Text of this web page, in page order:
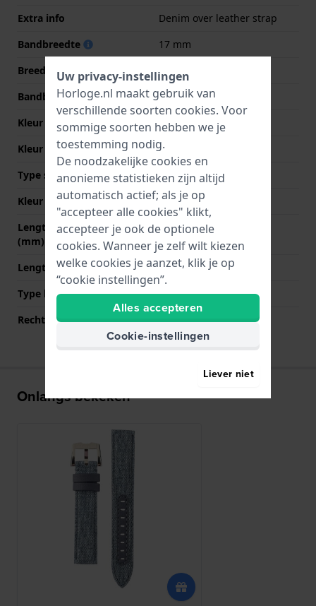
Extra info
Denim over leather strap
Bandbreedte
17 mm
Breedte bandaanzet
17 mm
Bandbreedte bij sluiting
16 mm
Kleur Band
Blauw
Kleur stiksel
Blauw
Type sluiting
Gesp
Kleur sluiting
Zilver
Lengte band op 12 uur
(mm)
75 mm
Lengte band op 6 uur (mm) 120 mm
Type bevestiging
Bandpennen
Rechte bandaanzet
Ja
Onlangs bekeken
Uw privacy-instellingen
Horloge.nl maakt gebruik van
verschillende soorten cookies. Voor
sommige soorten hebben we je
toestemming nodig.
De noodzakelijke cookies en
anonieme statistieken zijn altijd
automatisch actief; als je op
"accepteer alle cookies" klikt,
accepteer je ook de optionele
cookies. Wanneer je zelf wilt kiezen
welke cookies je aanzet, klik je op
“cookie instellingen”.
Alles accepteren
Cookie-instellingen
Liever niet